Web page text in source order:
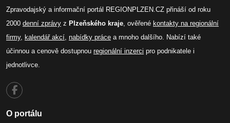
Zpravodajský a informační portál REGIONPLZEN.CZ přináší od roku
2000 denní zprávy z Plzeňského kraje, ověřené kontakty na regionální
firmy, kalendář akcí, nabídky práce a mnoho dalšího. Nabízí také
účinnou a cenově dostupnou regionální inzerci pro podnikatele i
jednotlivce.
O portálu